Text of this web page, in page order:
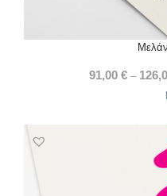
91,00 € –